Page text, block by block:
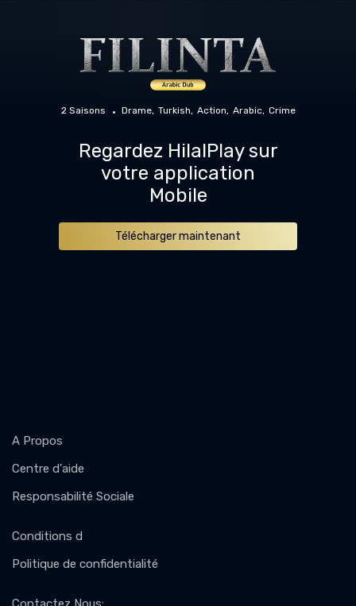
2 Saisons Drame Turkish Action Arabic Crime
Regardez HilalPlay sur
votre application
Mobile
Télécharger maintenant
A Propos
Centre d'aide
Responsabilité Sociale
Conditions d
Politique de confidentialité